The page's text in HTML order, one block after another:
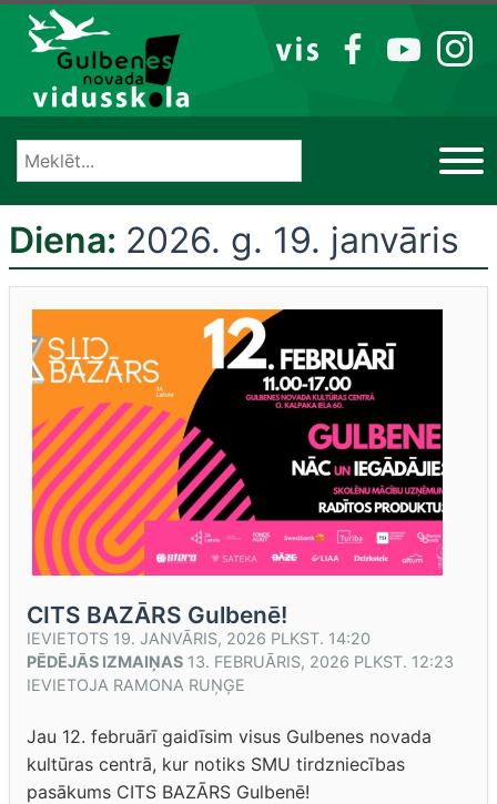
Izlaist
VIS
FB YT IG
Diena: 2026. g. 19. janvāris
CITS BAZĀRS Gulbenē!
IEVIETOTS 19. JANVĀRIS, 2026 PLKST. 14:20
PĒDĒJĀS IZMAIŅAS 13. FEBRUĀRIS, 2026 PLKST. 12:23
IEVIETOJA RAMONA RUŅĢE
Jau 12. februārī gaidīsim visus Gulbenes novada
kultūras centrā, kur notiks SMU tirdzniecības
pasākums CITS BAZĀRS Gulbenē!